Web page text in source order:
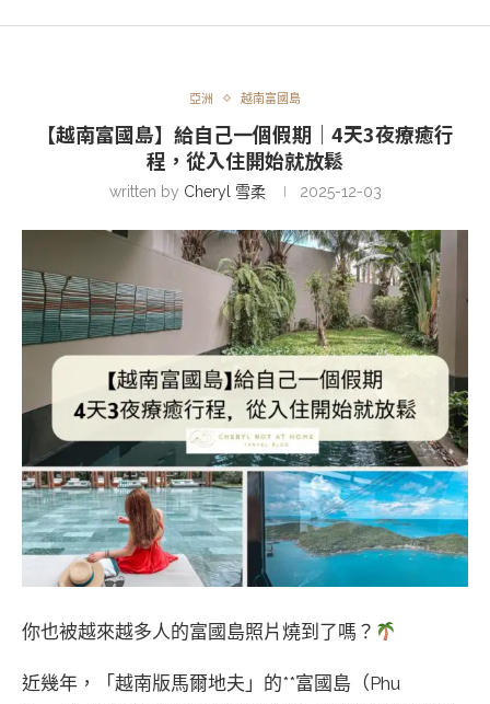
亞洲 越南富國島
【越南富國島】給自己一個假期｜4天3夜療癒行
程，從入住開始就放鬆
written by Cheryl 雪柔 2025-12-03
你也被越來越多人的富國島照片燒到了嗎？
近幾年，「越南版馬爾地夫」的**富國島（Phu